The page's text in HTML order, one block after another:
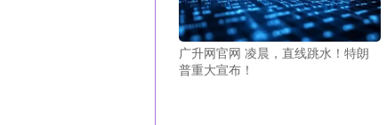
广升网官网 凌晨，直线跳水！特朗
普重大宣布！